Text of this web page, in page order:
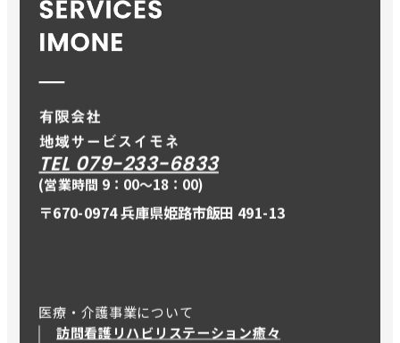
TEL 079-233-6833
(営業時間 9：00〜18：00)
〒670-0974 兵庫県姫路市飯田 491-13
医療・介護事業について
訪問看護リハビリステーション癒々